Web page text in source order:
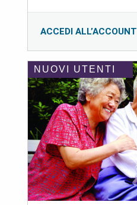
ACCEDI ALL’ACCOUNT
NUOVI UTENTI